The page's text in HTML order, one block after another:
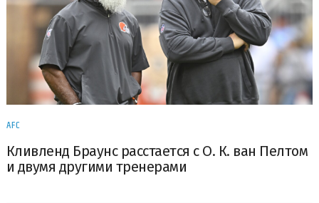
AFC
Кливленд Браунс расстается с О. К. ван Пелтом
и двумя другими тренерами